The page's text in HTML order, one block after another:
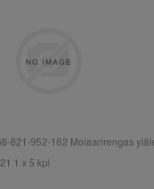
821-952-162 Molaarirengas
1 x 5 kpl